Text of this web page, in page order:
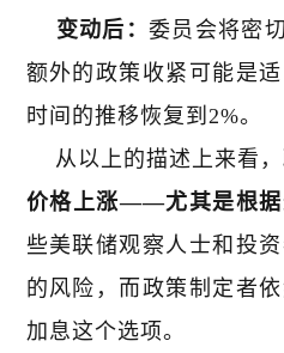
变动后： 委员会将密
额外的政策收紧可能是
时间的推移恢复到2%。
从以上的描述上来看，
价格上涨——尤其是根据
些美联储观察人士和投
的风险，而政策制定者
加息这个选项。
木星｜黑马掘金术｜买在将涨时